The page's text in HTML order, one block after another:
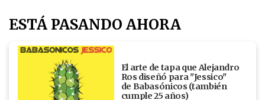
ESTÁ PASANDO AHORA
El arte de tapa que Alejandro
Ros diseñó para "Jessico"
de Babasónicos (también
cumple 25 años)